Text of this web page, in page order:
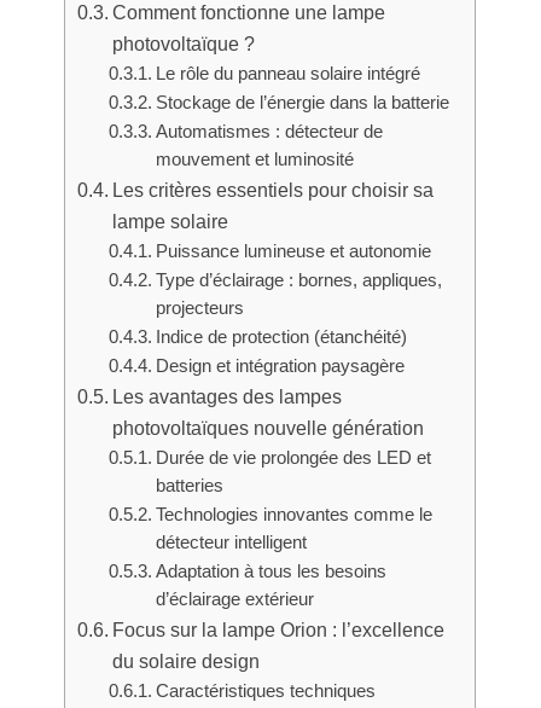
Comment fonctionne une lampe
photovoltaïque ?
Le rôle du panneau solaire intégré
Stockage de l’énergie dans la batterie
Automatismes : détecteur de
mouvement et luminosité
Les critères essentiels pour choisir sa
lampe solaire
Puissance lumineuse et autonomie
Type d’éclairage : bornes, appliques,
projecteurs
Indice de protection (étanchéité)
Design et intégration paysagère
Les avantages des lampes
photovoltaïques nouvelle génération
Durée de vie prolongée des LED et
batteries
Technologies innovantes comme le
détecteur intelligent
Adaptation à tous les besoins
d’éclairage extérieur
Focus sur la lampe Orion : l’excellence
du solaire design
Caractéristiques techniques